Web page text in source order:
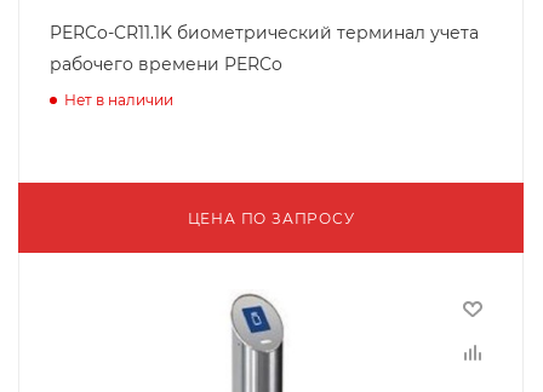
PERCo-CR11.1K биометрический терминал учета
рабочего времени PERCo
Нет в наличии
ЦЕНА ПО ЗАПРОСУ